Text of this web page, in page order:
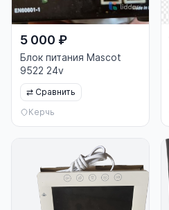
5 000 ₽
Блок питания Mascot
9522 24v
⇄ Сравнить
Керчь